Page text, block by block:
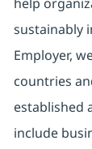
sustainably
Employer,
countries
established
include